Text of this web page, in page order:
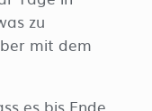
zu
mit dem
es bis Ende